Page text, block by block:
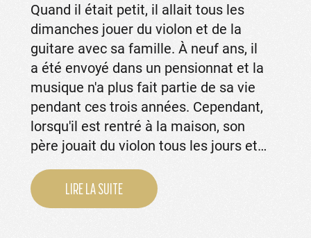
Quand il était petit, il allait tous les
dimanches jouer du violon et de la
guitare avec sa famille. À neuf ans, il
a été envoyé dans un pensionnat et la
musique n'a plus fait partie de sa vie
pendant ces trois années. Cependant,
lorsqu'il est rentré à la maison, son
père jouait du violon tous les jours et…
LIRE LA SUITE